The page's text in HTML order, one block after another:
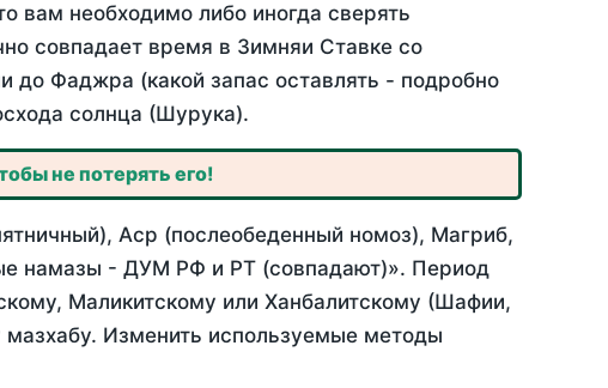
вам необходимо либо иногда сверять
совпадает время в Зимняи Ставке со
до Фаджра (какой запас оставлять - подробно
солнца (Шурука).
не потерять его!
Аср (послеобеденный номоз), Магриб,
намазы - ДУМ РФ и РТ (совпадают)». Период
Маликитскому или Ханбалитскому (Шафии,
Изменить используемые методы